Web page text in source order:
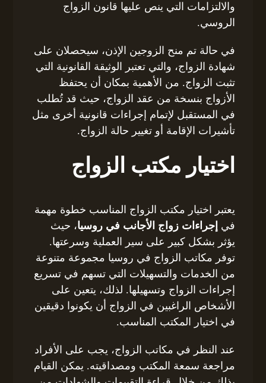
والالتزامات التي ينص عليها قانون الزواج
الروسي.
في حالة تم منح الزوجين الإذن، سيحصلان على
شهادة الزواج، والتي تعتبر الوثيقة القانونية التي
تثبت الزواج. من الأهمية بمكان أن يحتفظ
الأزواج بنسخة من عقد الزواج، حيث قد تُطلب
في المستقبل لإتمام إجراءات قانونية أخرى مثل
تأشيرات الإقامة أو تغيير حالة الزواج.
اختيار مكتب الزواج
يعتبر اختيار مكتب الزواج المناسب خطوة مهمة
في إجراءات زواج الأجانب في روسيا، حيث
يؤثر بشكل كبير على سير العملية وسرعتها.
توفر مكاتب الزواج في روسيا مجموعة متنوعة
من الخدمات والتسهيلات التي تسهم في تسريع
إجراءات الزواج وتسهيلها. لذلك، يتعين على
الأشخاص الراغبين في الزواج أن يكونوا دقيقين
في اختيار المكتب المناسب.
عند النظر في مكاتب الزواج، يجب على الأفراد
مراجعة سمعة المكتب ومصداقيته. يمكن القيام